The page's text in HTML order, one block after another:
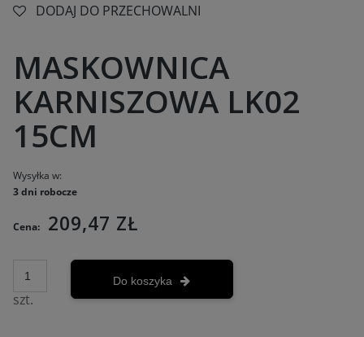
DODAJ DO PRZECHOWALNI
MASKOWNICA
KARNISZOWA LK02
15CM
Wysyłka w:
3 dni robocze
Cena: 209,47 ZŁ
szt.
Do koszyka